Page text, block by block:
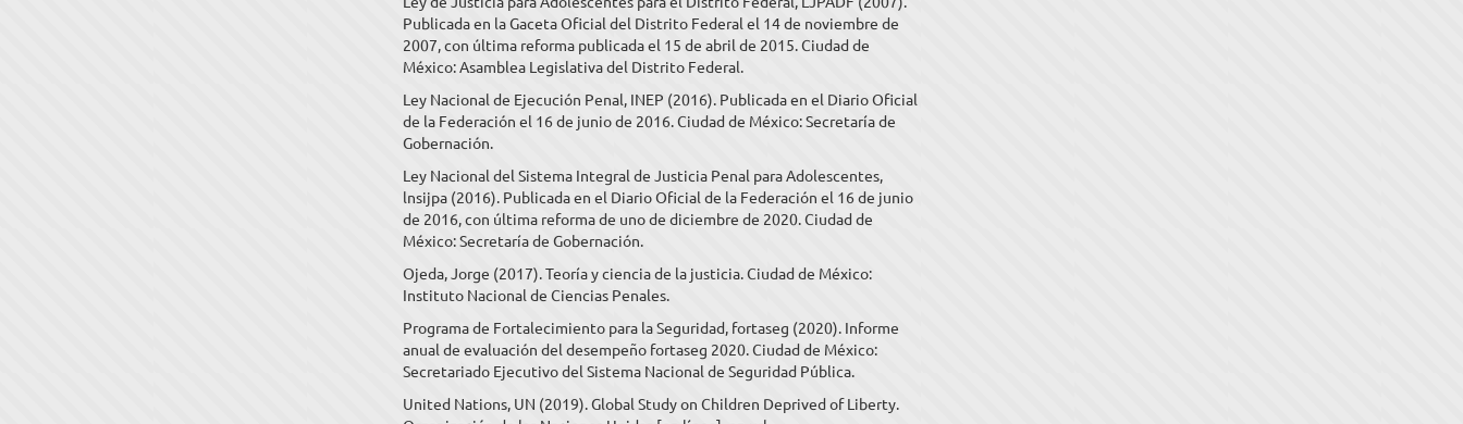
Publicada en la Gaceta Oficial del Distrito Federal el 14 de noviembre de
2007, con última reforma publicada el 15 de abril de 2015. Ciudad de
México: Asamblea Legislativa del Distrito Federal.
Ley Nacional de Ejecución Penal, INEP (2016). Publicada en el Diario Oficial
de la Federación el 16 de junio de 2016. Ciudad de México: Secretaría de
Gobernación.
Ley Nacional del Sistema Integral de Justicia Penal para Adolescentes,
lnsijpa (2016). Publicada en el Diario Oficial de la Federación el 16 de junio
de 2016, con última reforma de uno de diciembre de 2020. Ciudad de
México: Secretaría de Gobernación.
Ojeda, Jorge (2017). Teoría y ciencia de la justicia. Ciudad de México:
Instituto Nacional de Ciencias Penales.
Programa de Fortalecimiento para la Seguridad, fortaseg (2020). Informe
anual de evaluación del desempeño fortaseg 2020. Ciudad de México:
Secretariado Ejecutivo del Sistema Nacional de Seguridad Pública.
United Nations, UN (2019). Global Study on Children Deprived of Liberty.